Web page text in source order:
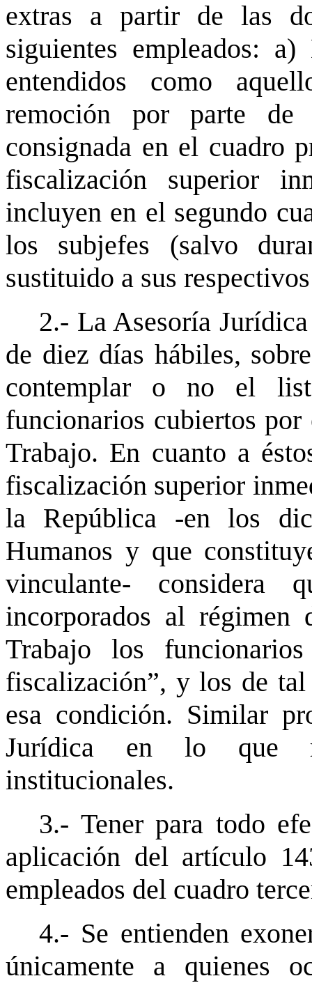
extras a partir de las
siguientes empleados:
entendidos como
remoción por parte
consignada en el cuadro
fiscalización superior
incluyen en el segundo
los subjefes (salvo
sustituido a sus
2.- La Asesoría
de diez días hábiles,
contemplar o no el
funcionarios cubiertos
Trabajo. En cuanto a
fiscalización superior
la República -en los
Humanos y que
vinculante- considera
incorporados al
Trabajo los
fiscalización”, y los de
esa condición. Similar
Jurídica en lo que
institucionales.
3.- Tener para todo
aplicación del artículo
empleados del cuadro
4.- Se entienden
únicamente a quienes